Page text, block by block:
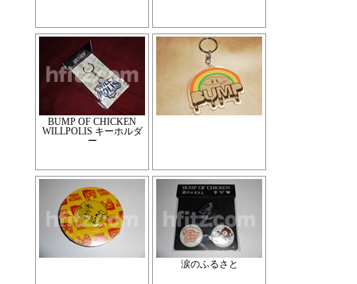
BUMP OF CHICKEN
WILLPOLIS キーホルダ
ー
涙のふるさと